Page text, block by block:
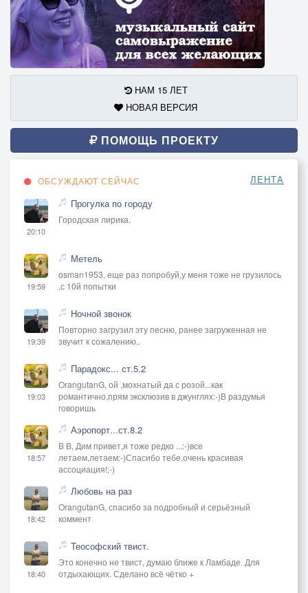
НАМ 15 ЛЕТ
НОВАЯ ВЕРСИЯ
ПОМОЩЬ ПРОЕКТУ
ОБСУЖДАЮТ СЕЙЧАС ЛЕНТА
20:10
Прогулка по городу
Городская лирика.
19:59
Метель
osman1953, еще раз попробуй,у меня тоже не грузилось
,с 10й попытки
19:39
Ночной звонок
Повторно загрузил эту песню, ранее загруженная не
звучит к сожалению..
19:03
Парадокс... ст.5.2
OrangutanG, ой ,мохнатый да с розой...как
романтично,прям эксклюзив в джунглях:-)В раздумья
говоришь
18:57
Аэропорт...ст.8.2
В В, Дим привет,я тоже редко ...:-)все
летаем,летаем:-)Спасибо тебе,очень красивая
ассоциация!;-)
18:42
Любовь на раз
OrangutanG, спасибо за подробный и серьёзный
коммент
18:40
Теософский твист.
Это конечно не твист, думаю ближе к Ламбаде. Для
отдыхающих. Сделано всё чётко +